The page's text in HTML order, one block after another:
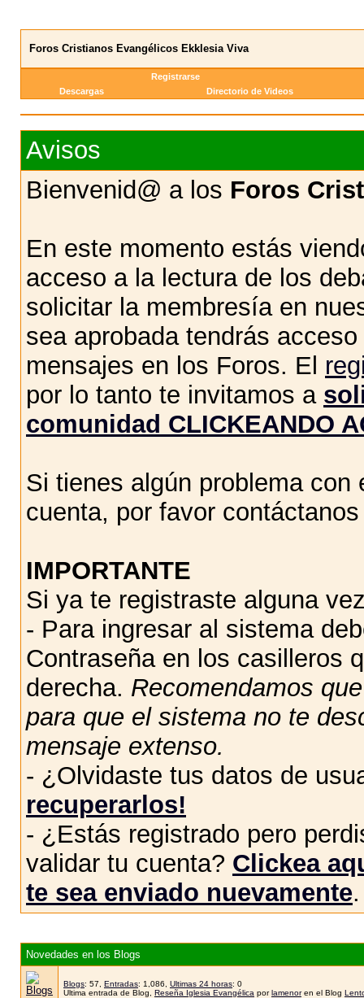
Foros Cristianos Evangélicos Ekklesia Viva
Registrarse
Descargas
Directorio de Videos
Avisos
Bienvenid@ a los Foros
En este momento estás
acceso a la lectura de los
solicitar la membresía en
sea aprobada tendrás
mensajes en los Foros. El
por lo tanto te invitamos a
comunidad CLICKEANDO
Si tienes algún problema
cuenta, por favor
IMPORTANTE
Si ya te registraste alguna
- Para ingresar al sistema
Contraseña en los casilleros
derecha. Recomendamos
para que el sistema no te
mensaje extenso.
- ¿Olvidaste tus datos de
recuperarlos!
- ¿Estás registrado pero
validar tu cuenta? Clickea
te sea enviado nuevamente.
Novedades en los Blogs
Blogs: 57, Entradas: 1,086, Ultimas 24 horas: 0
Ultima entrada de Blog, Reseña Iglesia Evangélica porlamenoren el Blog